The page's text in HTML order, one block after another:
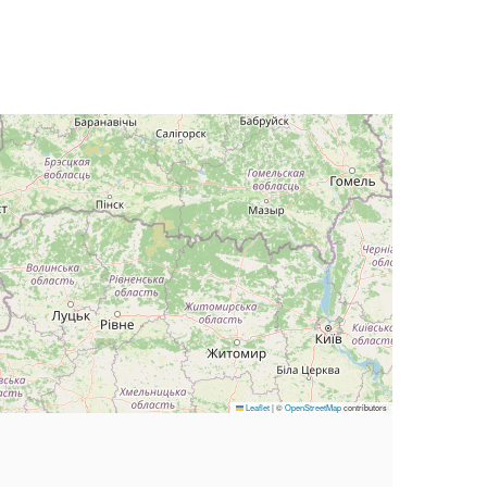
Leaflet|©OpenStreetMapcontributors